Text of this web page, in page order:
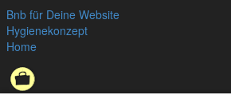
Bnb für Deine Website
Hygienekonzept
Home